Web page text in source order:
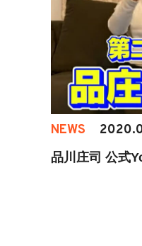
NEWS
品川庄司 公式